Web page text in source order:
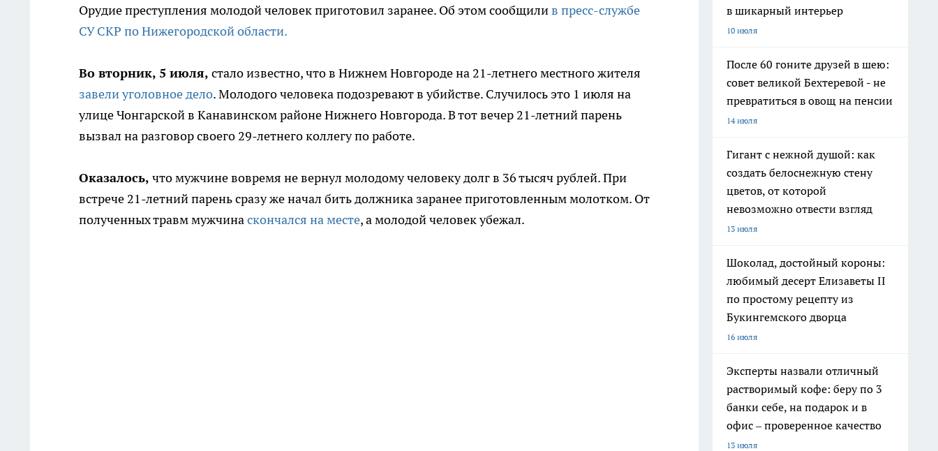
Орудие преступления молодой человек приготовил заранее. Об этом сообщилив пресс-службе
СУ СКР по Нижегородской области.
Во вторник, 5 июля, стало известно, что в Нижнем Новгороде на 21-летнего местного жителя
завели уголовное дело. Молодого человека подозревают в убийстве. Случилось это 1 июля на
улице Чонгарской в Канавинском районе Нижнего Новгорода. В тот вечер 21-летний парень
вызвал на разговор своего 29-летнего коллегу по работе.
Оказалось, что мужчине вовремя не вернул молодому человеку долг в 36 тысяч рублей. При
встрече 21-летний парень сразу же начал бить должника заранее приготовленным молотком. От
полученных травм мужчинаскончался на месте, а молодой человек убежал.
в шикарный интерьер
10 июля
После 60 гоните друзей в шею:
совет великой Бехтеревой - не
превратиться в овощ на пенсии
14 июля
Гигант с нежной душой: как
создать белоснежную стену
цветов, от которой
невозможно отвести взгляд
13 июля
Шоколад, достойный короны:
любимый десерт Елизаветы II
по простому рецепту из
Букингемского дворца
16 июля
Эксперты назвали отличный
растворимый кофе: беру по 3
банки себе, на подарок и в
офис – проверенное качество
13 июля